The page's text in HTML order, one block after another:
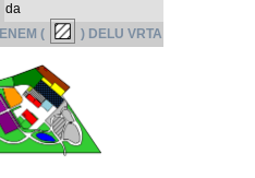
da
(
) DELU VRTA